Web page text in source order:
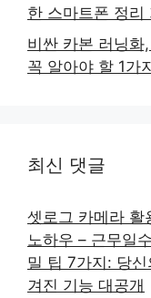
한 스마트폰 정리
비싼 카본 러닝화
꼭 알아야 할 1가
최신 댓글
셋로그 카메라 활
노하우 – 근무일
밀 팁 7가지: 당
겨진 기능 대공개